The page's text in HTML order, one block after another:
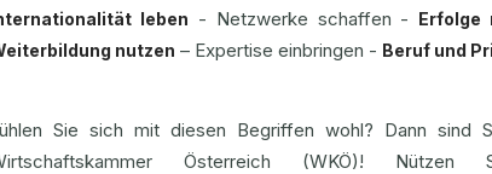
leben - Netzwerke schaffen - Erfolge
nutzen – Expertise einbringen - Beruf und
Sie sich mit diesen Begriffen wohl? Dann
Österreich (WKÖ)!